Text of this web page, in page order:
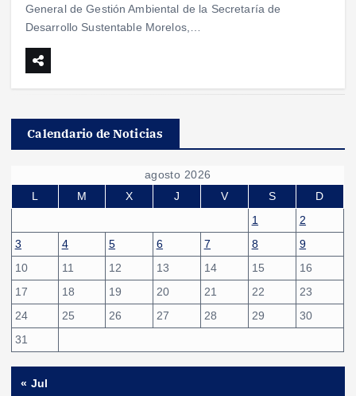
General de Gestión Ambiental de la Secretaría de
Desarrollo Sustentable Morelos,…
Calendario de Noticias
agosto 2026
L
M X J V S
D
1
2
3
4 5 6 7 8
9
10
11 12 13 14 15
16
17
18 19 20 21 22
23
24
25 26 27 28 29
30
31
« Jul